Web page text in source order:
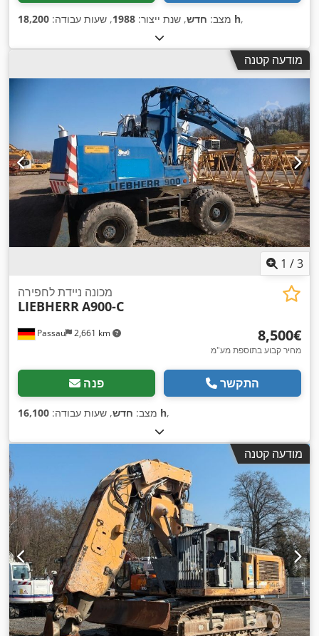
מצב: חדש, שנת ייצור: 1988, שעות עבודה: 18,200 h,
מודעה קטנה
1 /3
Passau 2,661 km
מכונה ניידת לחפירה
LIEBHERRA900-C
‏8,500 ‏€
מחיר קבוע בתוספת מע"מ
פנה התקשר
מצב: חדש, שעות עבודה: 16,100 h,
מודעה קטנה